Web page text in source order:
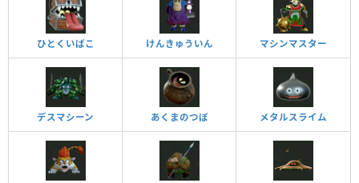
ひとくいばこ けんきゅういん マシンマスター
デスマシーン あくまのつぼ メタルスライム